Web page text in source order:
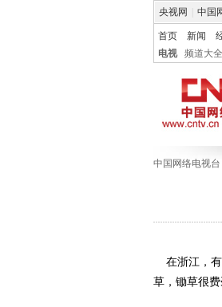
央视网 中国
首页 新闻
电视
频道大全
中国网络电视台
在浙江，有
草，锄草很